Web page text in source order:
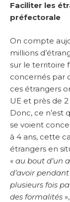
Faciliter les
préfectorale
On compte
millions
sur le territoire
concernés par
ces étrangers
UE et près de
Donc, ce n’est
se voient
à 4 ans, cette
étrangers en
« au bout d’un
d’avoir
plusieurs fois
des formalités